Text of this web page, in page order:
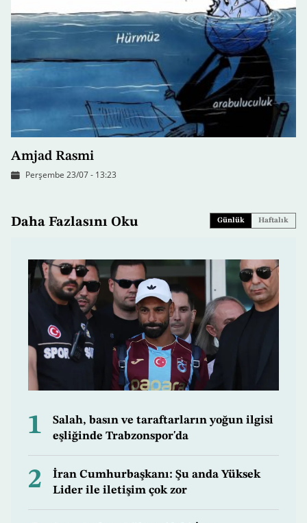
Amjad Rasmi
Perşembe 23/07 - 13:23
Daha Fazlasını Oku Günlük Haftalık
1
Salah, basın ve taraftarların yoğun ilgisi
eşliğinde Trabzonspor'da
2
İran Cumhurbaşkanı: Şu anda Yüksek
Lider ile iletişim çok zor